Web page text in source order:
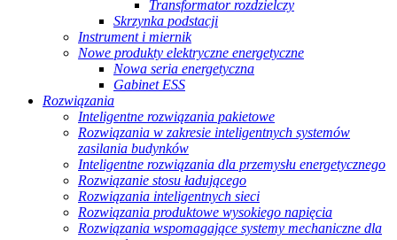
Transformator rozdzielczy
Skrzynka podstacji
Instrument i miernik
Nowe produkty elektryczne energetyczne
Nowa seria energetyczna
Gabinet ESS
Rozwiązania
Inteligentne rozwiązania pakietowe
Rozwiązania w zakresie inteligentnych systemów
zasilania budynków
Inteligentne rozwiązania dla przemysłu energetycznego
Rozwiązanie stosu ładującego
Rozwiązania inteligentnych sieci
Rozwiązania produktowe wysokiego napięcia
Rozwiązania wspomagające systemy mechaniczne dla